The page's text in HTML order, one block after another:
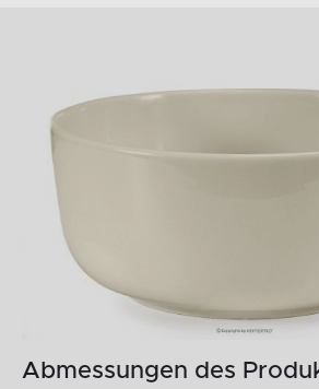
Abmessungen des